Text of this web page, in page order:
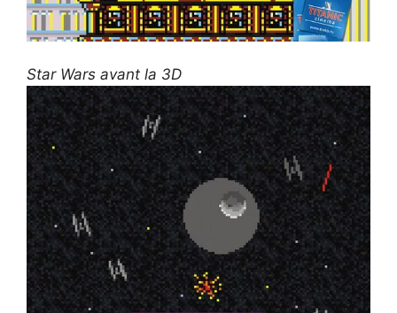
Star Wars avant la 3D